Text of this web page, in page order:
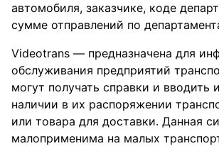
автомобиля, заказчике, коде
сумме отправлений по
Videotrans — предназначена для
обслуживания предприятий
могут получать справки и
наличии в их распоряжении
или товара для доставки. Данная
малоприменима на малых